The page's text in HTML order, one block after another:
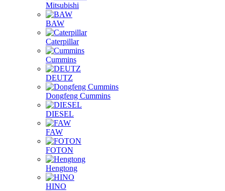
Mitsubishi
BAW
Caterpillar
Cummins
DEUTZ
Dongfeng Cummins
DIESEL
FAW
FOTON
Hengtong
HINO